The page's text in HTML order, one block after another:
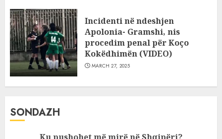
Incidenti në ndeshjen
Apolonia- Gramshi, nis
procedim penal për Koço
Kokëdhimën (VIDEO)
MARCH 27, 2025
SONDAZH